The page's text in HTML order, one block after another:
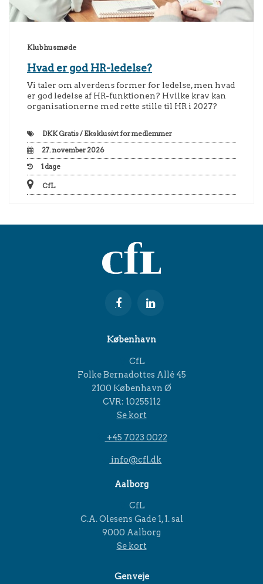
Klubhusmøde
Hvad er god HR-ledelse?
Vi taler om alverdens former for ledelse, men hvad
er god ledelse af HR-funktionen? Hvilke krav kan
organisationerne med rette stille til HR i 2027?
DKKGratis / Eksklusivt for medlemmer
27. november 2026
1 dage
CfL
København
CfL
Folke Bernadottes Allé 45
2100 København Ø
CVR: 10255112
Se kort
+45 7023 0022
info@cfl.dk
Aalborg
CfL
C.A. Olesens Gade 1, 1. sal
9000 Aalborg
Se kort
Genveje